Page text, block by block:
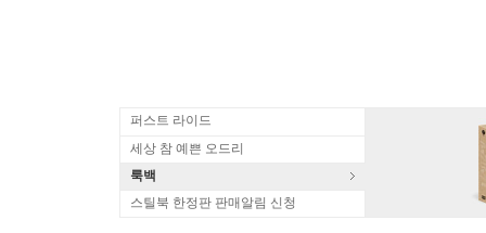
퍼스트 라이드
세상 참 예쁜 오드리
룩백
스틸북 한정판 판매알림 신청